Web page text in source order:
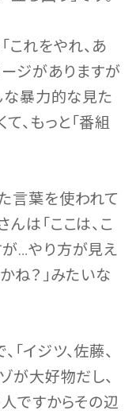
これをやれ、あ
ジがありますが
な暴力的な見た
、もっと「番組
言葉を使われて
は「ここは、こ
…やり方が見え
ね？」みたいな
イジツ、佐藤、
が大好物だし、
ですからその辺